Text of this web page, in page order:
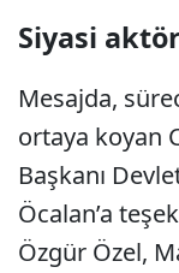
Siyasi
Mesajda,
ortaya koyan
Başkanı
Öcalan’a
Özgür Özel,